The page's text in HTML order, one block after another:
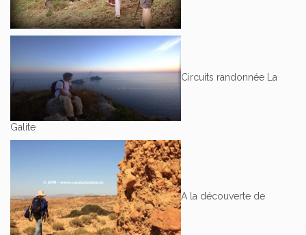
Circuits randonnée La
Galite
A la découverte de